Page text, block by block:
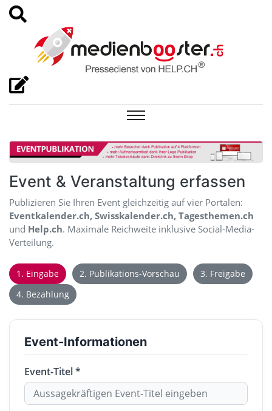
Event & Veranstaltung erfassen
Publizieren Sie Ihren Event gleichzeitig auf vier Portalen:
Eventkalender.ch, Swisskalender.ch, Tagesthemen.ch
und Help.ch. Maximale Reichweite inklusive Social-Media-
Verteilung.
1. Eingabe 2. Publikations-Vorschau
3. Freigabe
4. Bezahlung
Event-Informationen
Event-Titel *